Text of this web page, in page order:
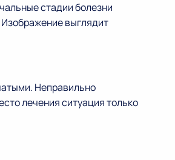
стадии болезни
выглядит
Неправильно
лечения ситуация только